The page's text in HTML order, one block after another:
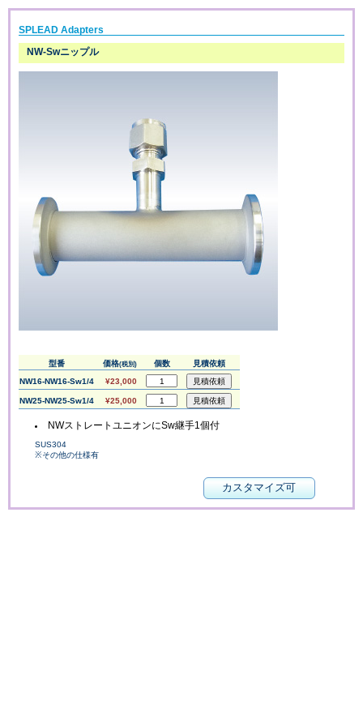
SPLEAD Adapters
NW-Swニップル
型番 価格(税別) 個数
見積依頼
NW16-NW16-Sw1/4
¥23,000
NW25-NW25-Sw1/4 ¥25,000
NWストレートユニオンにSw継手1個付
SUS304
※その他の仕様有
カスタマイズ可